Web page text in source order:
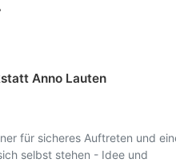
Anno Lauten
für sicheres Auftreten und
selbst stehen - Idee und